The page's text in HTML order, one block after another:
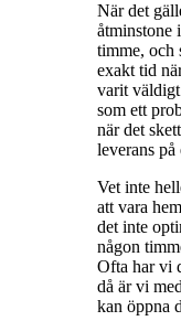
När det
åtminstone
timme, och
exakt tid
varit
som ett
när det
leverans
Vet inte
att vara
det inte
någon
Ofta har vi
då är vi
kan öppna